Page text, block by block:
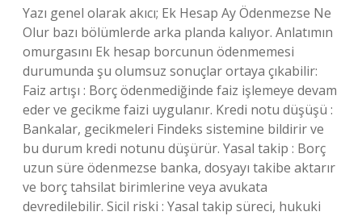
Yazı genel olarak akıcı; Ek Hesap Ay Ödenmezse Ne
Olur bazı bölümlerde arka planda kalıyor. Anlatımın
omurgasını Ek hesap borcunun ödenmemesi
durumunda şu olumsuz sonuçlar ortaya çıkabilir:
Faiz artışı : Borç ödenmediğinde faiz işlemeye devam
eder ve gecikme faizi uygulanır. Kredi notu düşüşü :
Bankalar, gecikmeleri Findeks sistemine bildirir ve
bu durum kredi notunu düşürür. Yasal takip : Borç
uzun süre ödenmezse banka, dosyayı takibe aktarır
ve borç tahsilat birimlerine veya avukata
devredilebilir. Sicil riski : Yasal takip süreci, hukuki